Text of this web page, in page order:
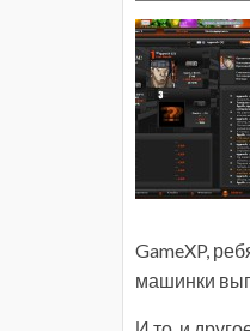
GameXP,
машинки